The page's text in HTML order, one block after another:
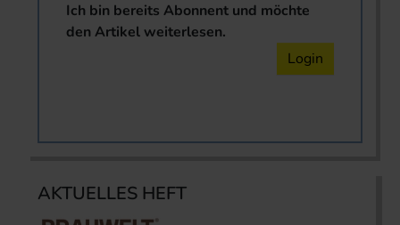
Ich bin bereits Abonnent und möchte
den Artikel weiterlesen.
Login
AKTUELLES HEFT